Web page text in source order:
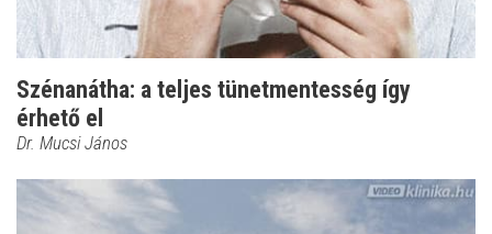
Szénanátha: a teljes tünetmentesség így
érhető el
Dr. Mucsi János